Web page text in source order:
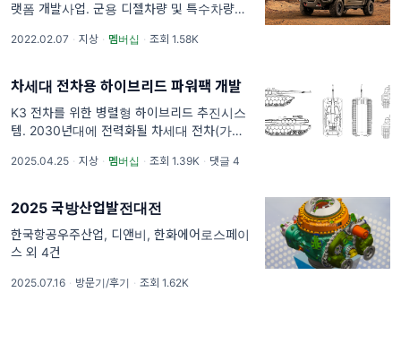
랫폼 개발사업. 군용 디젤차량 및 특수차량은
차지할 정도로 많은 대기오염물질을 배출하고
경에서 요구되는
2022.02.07 · 지상 · 멤버십 · 조회 1.58K
차세대 전차용 하이브리드 파워팩 개발
K3 전차를 위한 병렬형 하이브리드 추진시스
템. 2030년대에 전력화될 차세대 전차(가
을 갖추면서도, 현용 K2 전차와 유사한 크기와
2025.04.25 · 지상 · 멤버십 · 조회 1.39K · 댓글 4
2025 국방산업발전대전
한국항공우주산업, 디앤비, 한화에어로스페이
스 외 4건
2025.07.16 · 방문기/후기 · 조회 1.62K